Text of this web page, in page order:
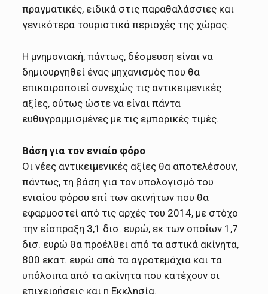
πραγματικές, ειδικά στις παραθαλάσσιες και
γενικότερα τουριστικά περιοχές της χώρας.
Η μνημονιακή, πάντως, δέσμευση είναι να
δημιουργηθεί ένας μηχανισμός που θα
επικαιροποιεί συνεχώς τις αντικειμενικές
αξίες, ούτως ώστε να είναι πάντα
ευθυγραμμισμένες με τις εμπορικές τιμές.
Βάση για τον ενιαίο φόρο
Οι νέες αντικειμενικές αξίες θα αποτελέσουν,
πάντως, τη βάση για τον υπολογισμό του
ενιαίου φόρου επί των ακινήτων που θα
εφαρμοστεί από τις αρχές του 2014, με στόχο
την είσπραξη 3,1 δισ. ευρώ, εκ των οποίων 1,7
δισ. ευρώ θα προέλθει από τα αστικά ακίνητα,
800 εκατ. ευρώ από τα αγροτεμάχια και τα
υπόλοιπα από τα ακίνητα που κατέχουν οι
επιχειρήσεις και η Εκκλησία.